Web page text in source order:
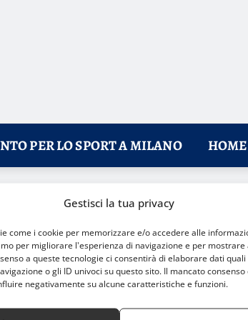
Gestisci la tua privacy
come i cookie per memorizzare e/o accedere alle
per migliorare l'esperienza di navigazione e per mostrare
a queste tecnologie ci consentirà di elaborare dati quali
o gli ID univoci su questo sito. Il mancato consenso
negativamente su alcune caratteristiche e funzioni.
PER LO SPORT A MILANO HOME